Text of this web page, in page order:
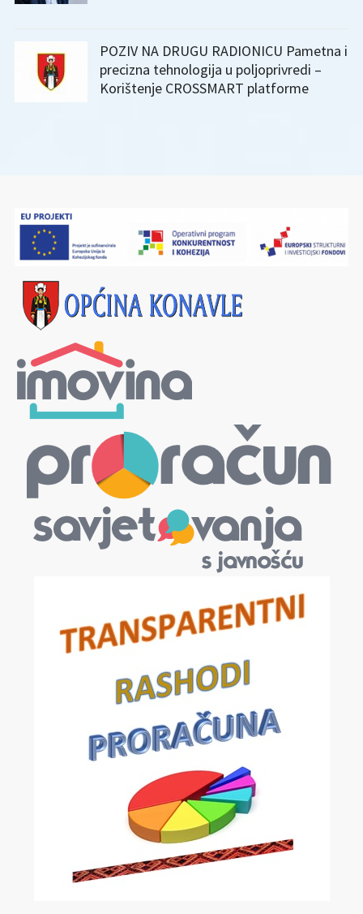
POZIV NA DRUGU RADIONICU Pametna i
precizna tehnologija u poljoprivredi –
Korištenje CROSSMART platforme